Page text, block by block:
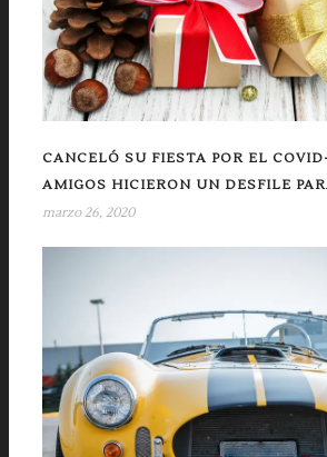
CANCELÓ SU FIESTA POR EL
AMIGOS HICIERON UN DESFILE
marzo 26, 2020